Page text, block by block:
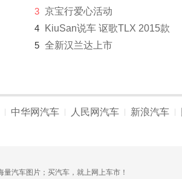
3 京宝行爱心活动
4
KiuSan说车 讴歌TLX 2015款
5 全新汉兰达上市
中华网汽车 人民网汽车 新浪汽车